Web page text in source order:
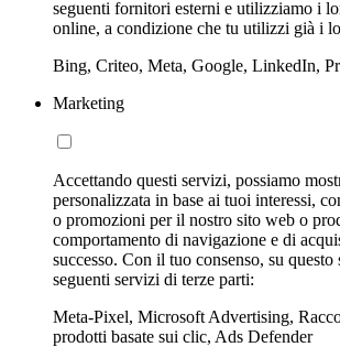
seguenti fornitori esterni e utilizziamo i
online, a condizione che tu utilizzi già i
Bing, Criteo, Meta, Google, LinkedIn,
Marketing
Accettando questi servizi, possiamo
personalizzata in base ai tuoi interessi,
o promozioni per il nostro sito web o
comportamento di navigazione e di
successo. Con il tuo consenso, su
seguenti servizi di terze parti:
Meta-Pixel, Microsoft Advertising,
prodotti basate sui clic, Ads Defender